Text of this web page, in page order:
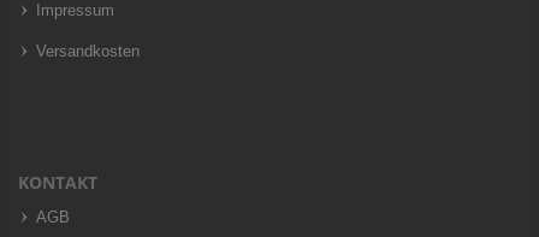
Impressum
Versandkosten
KONTAKT
AGB